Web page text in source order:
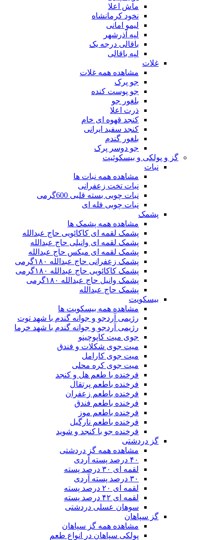
ماش اعلا
نخود کرمانشاه
لیمو امانی
لپه آذرشهر
باقالی درجه یک
لپه باقالی
غلات
مشاهده همه غلات
جو پرک
جو پوست کنده
بلغور جو
ذرت اعلا
کنجد قهوه ای خام
کنجد سفید ایرانی
بلغور گندم
جو دوسر پرک
گز و پولکی و بیسکوئیت
نبات
مشاهده همه نبات ها
نبات تخت زعفرانی
نبات چوبی بسته قلبی 600گرمی
نبات چوبی فله ای
پشمک
مشاهده همه پشمک ها
پشمک لقمه ای کاکائویی حاج عبدالله
پشمک لقمه ای وانیلی حاج عبدالله
پشمک لقمه ای میکس حاج عبدالله
پشمک زعفرانی حاج عبدالله ۱۸۰گرمی
پشمک کاکائویی حاج عبدالله ۱۸۰گرمی
پشمک وانیل حاج عبدالله ۱۸۰گرمی
پشمک حاج عبدالله
بیسکویت
مشاهده همه بیسکویت ها
رژیمی آردجو و جوانه گندم با شهد توت
رژیمی آردجو و جوانه گندم با شهد خرما
جوی میت کاپوچینو
میت جوی شکلات و فندق
میت جوی کارامل
میت جوی کره محلی
فرخنده با طعم هل و کنجد
فرخنده باطعم پرتقال
فرخنده باطعم زعفران
فرخنده باطعم فندق
فرخنده باطعم موز
فرخنده باطعم نارگیل
فرخنده جو با کنجد و شوید
گز دردشتی
مشاهده همه گز دردشتی
۴۰ درصد پسته آردی
لقمه ای ۳۰ درصد پسته
۳۰ درصد پسته آردی
لقمه ای ۲۰ درصد پسته
لقمه ای ۴۲ درصد پسته
سوهان عسلی دردشتی
گز سپاهان
مشاهده همه گز سپاهان
پولکی سپاهان در انواع طعم